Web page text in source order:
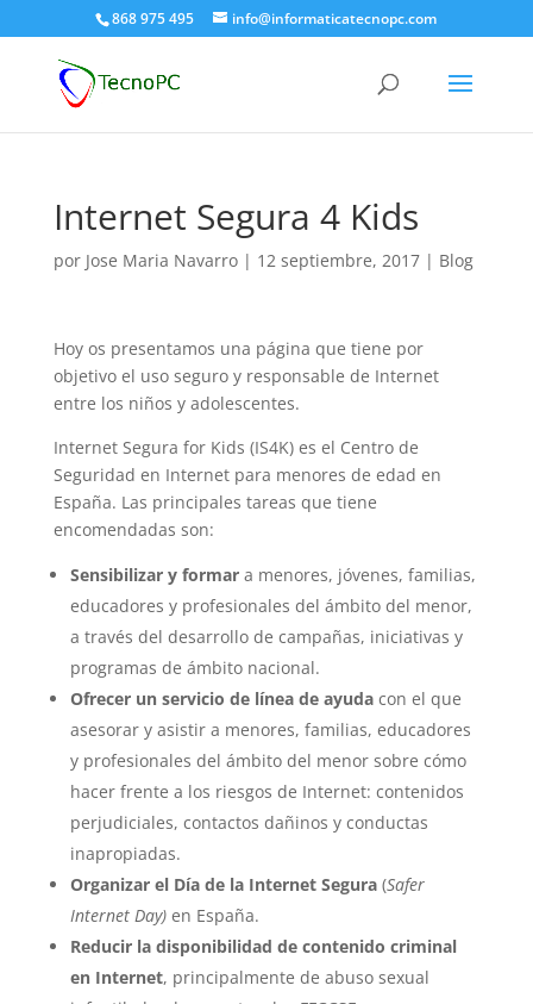
868 975 495 info@informaticatecnopc.com
Internet Segura 4 Kids
por Jose Maria Navarro| 12 septiembre, 2017| Blog
Hoy os presentamos una página que tiene por
objetivo el uso seguro y responsable de Internet
entre los niños y adolescentes.
Internet Segura for Kids (IS4K) es el Centro de
Seguridad en Internet para menores de edad en
España. Las principales tareas que tiene
encomendadas son:
Sensibilizar y formara menores, jóvenes, familias,
educadores y profesionales del ámbito del menor,
a través del desarrollo de campañas, iniciativas y
programas de ámbito nacional.
Ofrecer un servicio de línea de ayudacon el que
asesorar y asistir a menores, familias, educadores
y profesionales del ámbito del menor sobre cómo
hacer frente a los riesgos de Internet: contenidos
perjudiciales, contactos dañinos y conductas
inapropiadas.
Organizar el Día de la Internet Segura(Safer
Internet Day) en España.
Reducir la disponibilidad de contenido criminal
en Internet, principalmente de abuso sexual